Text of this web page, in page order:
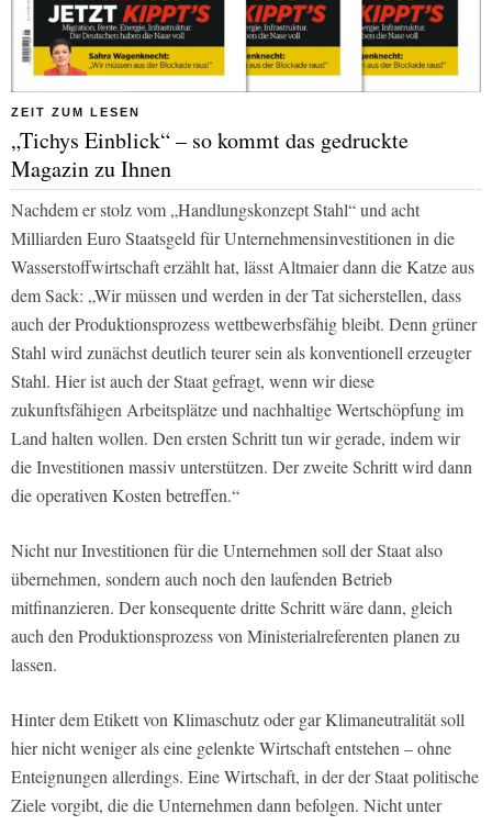
ZEIT ZUM LESEN
„Tichys Einblick“ – so kommt das gedruckte
Magazin zu Ihnen
Nachdem er stolz vom „Handlungskonzept Stahl“ und acht
Milliarden Euro Staatsgeld für Unternehmensinvestitionen in die
Wasserstoffwirtschaft erzählt hat, lässt Altmaier dann die Katze aus
dem Sack: „Wir müssen und werden in der Tat sicherstellen, dass
auch der Produktionsprozess wettbewerbsfähig bleibt. Denn grüner
Stahl wird zunächst deutlich teurer sein als konventionell erzeugter
Stahl. Hier ist auch der Staat gefragt, wenn wir diese
zukunftsfähigen Arbeitsplätze und nachhaltige Wertschöpfung im
Land halten wollen. Den ersten Schritt tun wir gerade, indem wir
die Investitionen massiv unterstützen. Der zweite Schritt wird dann
die operativen Kosten betreffen.“
Nicht nur Investitionen für die Unternehmen soll der Staat also
übernehmen, sondern auch noch den laufenden Betrieb
mitfinanzieren. Der konsequente dritte Schritt wäre dann, gleich
auch den Produktionsprozess von Ministerialreferenten planen zu
lassen.
Hinter dem Etikett von Klimaschutz oder gar Klimaneutralität soll
hier nicht weniger als eine gelenkte Wirtschaft entstehen – ohne
Enteignungen allerdings. Eine Wirtschaft, in der der Staat politische
Ziele vorgibt, die die Unternehmen dann befolgen. Nicht unter